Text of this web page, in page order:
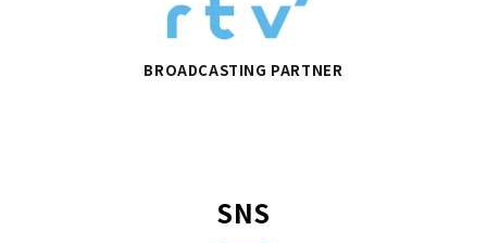
BROADCASTING PARTNER
SNS